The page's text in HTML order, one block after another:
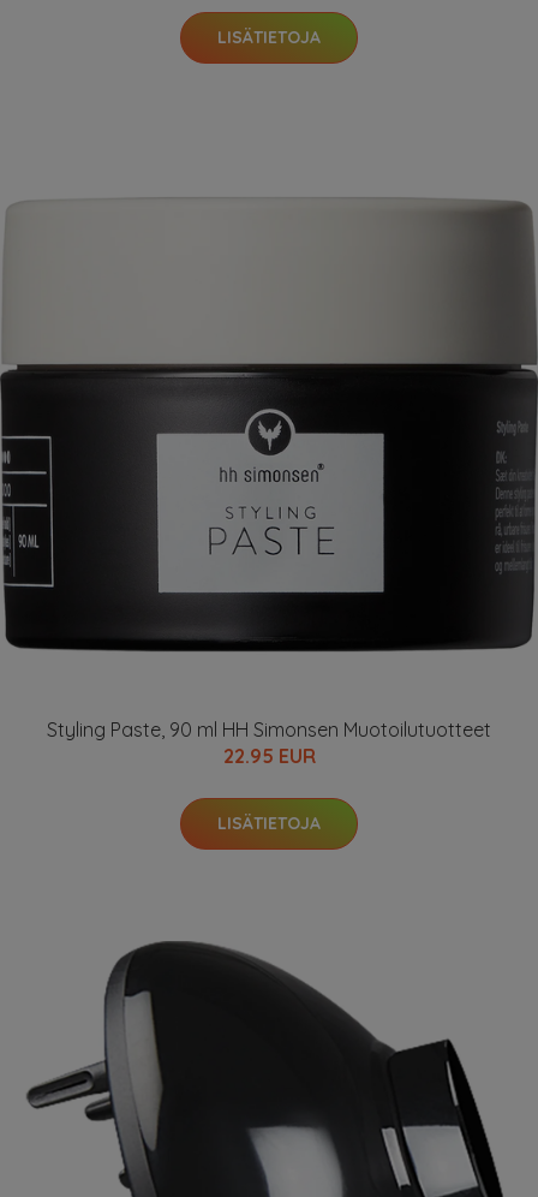
LISÄTIETOJA
Styling Paste, 90 ml HH Simonsen Muotoilutuotteet
22.95 EUR
LISÄTIETOJA